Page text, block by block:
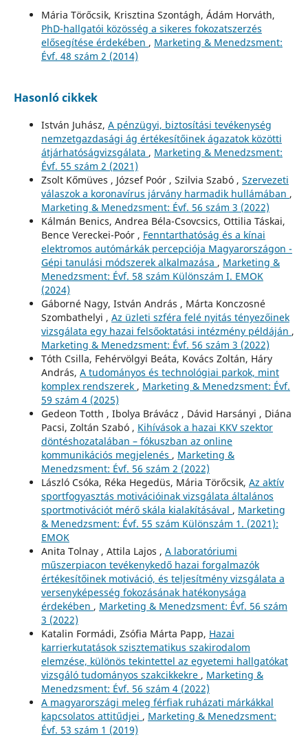
Mária Törőcsik, Krisztina Szontágh, Ádám Horváth,
PhD-hallgatói közösség a sikeres fokozatszerzés
elősegítése érdekében , Marketing & Menedzsment:
Évf. 48 szám 2 (2014)
Hasonló cikkek
István Juhász, A pénzügyi, biztosítási tevékenység
nemzetgazdasági ág értékesítőinek ágazatok közötti
átjárhatóságvizsgálata , Marketing & Menedzsment:
Évf. 55 szám 2 (2021)
Zsolt Kőmüves , József Poór , Szilvia Szabó , Szervezeti
válaszok a koronavírus járvány harmadik hullámában ,
Marketing & Menedzsment: Évf. 56 szám 3 (2022)
Kálmán Benics, Andrea Béla-Csovcsics, Ottilia Táskai,
Bence Vereckei-Poór , Fenntarthatóság és a kínai
elektromos autómárkák percepciója Magyarországon -
Gépi tanulási módszerek alkalmazása , Marketing &
Menedzsment: Évf. 58 szám Különszám I. EMOK
(2024)
Gáborné Nagy, István András , Márta Konczosné
Szombathelyi , Az üzleti szféra felé nyitás tényezőinek
vizsgálata egy hazai felsőoktatási intézmény példáján ,
Marketing & Menedzsment: Évf. 56 szám 3 (2022)
Tóth Csilla, Fehérvölgyi Beáta, Kovács Zoltán, Háry
András, A tudományos és technológiai parkok, mint
komplex rendszerek , Marketing & Menedzsment: Évf.
59 szám 4 (2025)
Gedeon Totth , Ibolya Brávácz , Dávid Harsányi , Diána
Pacsi, Zoltán Szabó , Kihívások a hazai KKV szektor
döntéshozatalában – fókuszban az online
kommunikációs megjelenés , Marketing &
Menedzsment: Évf. 56 szám 2 (2022)
László Csóka, Réka Hegedüs, Mária Törőcsik, Az aktív
sportfogyasztás motivációinak vizsgálata általános
sportmotivációt mérő skála kialakításával , Marketing
& Menedzsment: Évf. 55 szám Különszám 1. (2021):
EMOK
Anita Tolnay , Attila Lajos , A laboratóriumi
műszerpiacon tevékenykedő hazai forgalmazók
értékesítőinek motiváció, és teljesítmény vizsgálata a
versenyképesség fokozásának hatékonysága
érdekében , Marketing & Menedzsment: Évf. 56 szám
3 (2022)
Katalin Formádi, Zsófia Márta Papp, Hazai
karrierkutatások szisztematikus szakirodalom
elemzése, különös tekintettel az egyetemi hallgatókat
vizsgáló tudományos szakcikkekre , Marketing &
Menedzsment: Évf. 56 szám 4 (2022)
A magyarországi meleg férfiak ruházati márkákkal
kapcsolatos attitűdjei , Marketing & Menedzsment:
Évf. 53 szám 1 (2019)